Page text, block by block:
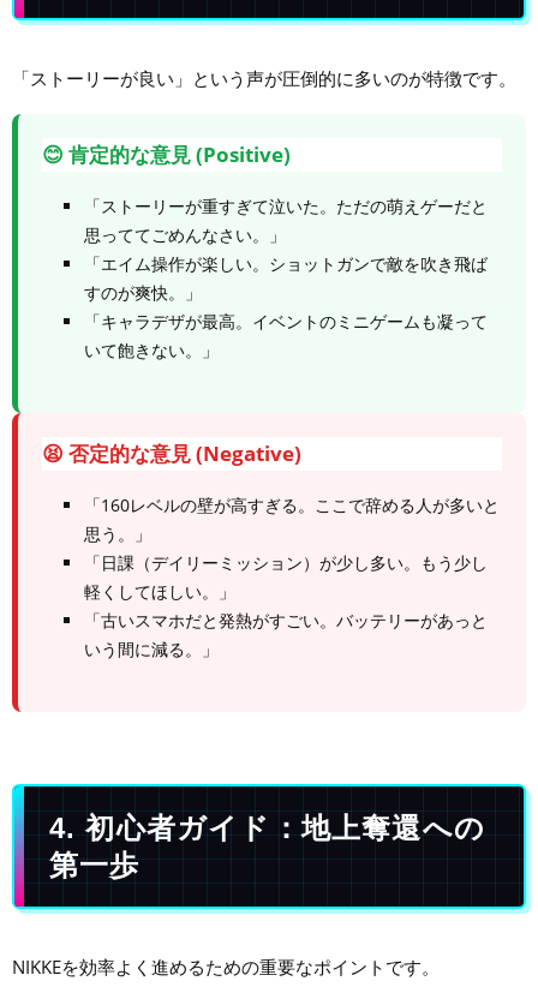
「ストーリーが良い」という声が圧倒的に多いのが特徴です。
😊 肯定的な意見 (Positive)
「ストーリーが重すぎて泣いた。ただの萌えゲーだと
思っててごめんなさい。」
「エイム操作が楽しい。ショットガンで敵を吹き飛ば
すのが爽快。」
「キャラデザが最高。イベントのミニゲームも凝って
いて飽きない。」
😫 否定的な意見 (Negative)
「160レベルの壁が高すぎる。ここで辞める人が多いと
思う。」
「日課（デイリーミッション）が少し多い。もう少し
軽くしてほしい。」
「古いスマホだと発熱がすごい。バッテリーがあっと
いう間に減る。」
4. 初心者ガイド：地上奪還への
第一歩
NIKKEを効率よく進めるための重要なポイントです。